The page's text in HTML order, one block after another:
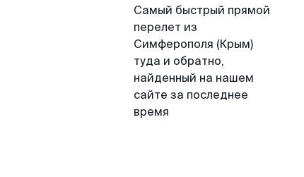
Самый быстрый прямой
перелет из
Симферополя (Крым)
туда и обратно,
найденный на нашем
сайте за последнее
время